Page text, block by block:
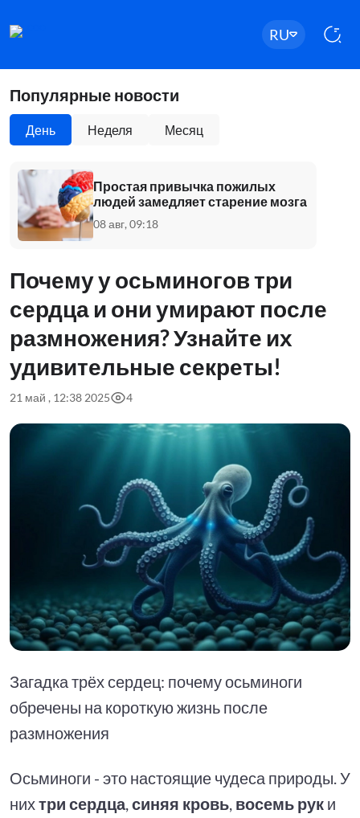
RU
Популярные новости
День Неделя Месяц
Простая привычка пожилых
людей замедляет старение мозга
08 авг, 09:18
Почему у осьминогов три
сердца и они умирают после
размножения? Узнайте их
удивительные секреты!
21 май , 12:38 2025 4
Загадка трёх сердец: почему осьминоги
обречены на короткую жизнь после
размножения
Осьминоги - это настоящие чудеса природы. У
нихтри сердца синяя кровь восемь рук и